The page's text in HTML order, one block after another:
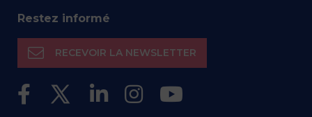
Restez informé
RECEVOIR LA NEWSLETTER